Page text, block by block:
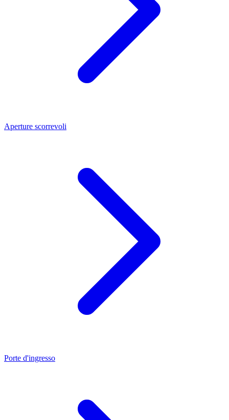
Aperture scorrevoli
Porte d'ingresso